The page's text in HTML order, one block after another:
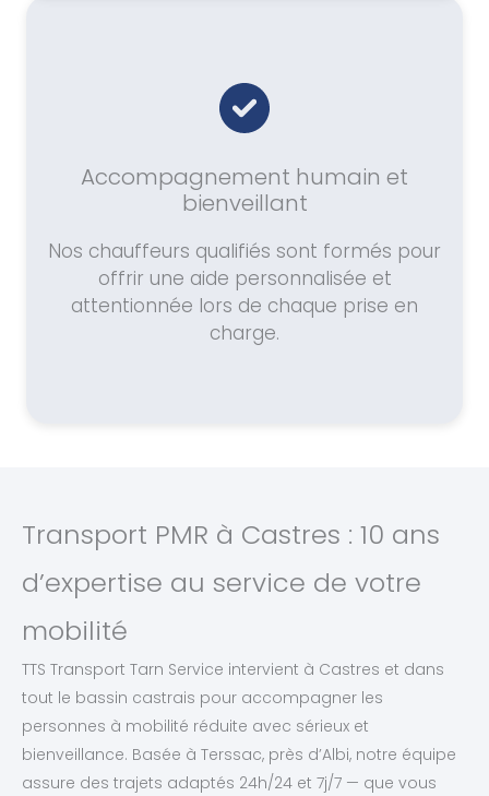
Accompagnement humain et
bienveillant
Nos chauffeurs qualifiés sont formés pour
offrir une aide personnalisée et
attentionnée lors de chaque prise en
charge.
Transport PMR à Castres : 10 ans
d’expertise au service de votre
mobilité
TTS Transport Tarn Service intervient à Castres et dans
tout le bassin castrais pour accompagner les
personnes à mobilité réduite avec sérieux et
bienveillance. Basée à Terssac, près d’Albi, notre équipe
assure des trajets adaptés 24h/24 et 7j/7 — que vous